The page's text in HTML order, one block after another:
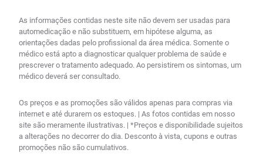
As informações contidas neste site não devem ser usadas para
automedicação e não substituem, em hipótese alguma, as
orientações dadas pelo profissional da área médica. Somente o
médico está apto a diagnosticar qualquer problema de saúde e
prescrever o tratamento adequado. Ao persistirem os sintomas, um
médico deverá ser consultado.
Os preços e as promoções são válidos apenas para compras via
internet e até durarem os estoques. | As fotos contidas em nosso
site são meramente ilustrativas. | *Preços e disponibilidade sujeitos
a alterações no decorrer do dia. Desconto à vista, cupons e outras
promoções não são cumulativos.